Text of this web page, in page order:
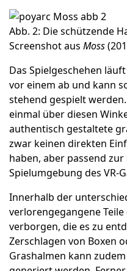
Abb. 2: Die schützende
Screenshot aus Moss
Das Spielgeschehen
vor einem ab und kann
stehend gespielt
einmal über diesen
authentisch gestaltete
zwar keinen direkten
haben, aber passend
Spielumgebung des VR-
Innerhalb der
verlorengegangene
verborgen, die es zu
Zerschlagen von Boxen
Grashalmen kann